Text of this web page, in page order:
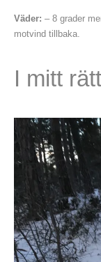
Väder: – 8 grader
motvind tillbaka.
I mitt